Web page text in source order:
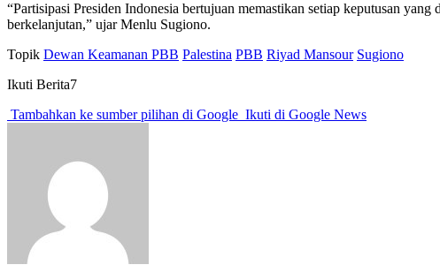
“Partisipasi Presiden Indonesia bertujuan memastikan setiap keputusan
berkelanjutan,” ujar Menlu Sugiono.
Topik Dewan Keamanan PBB Palestina PBB Riyad Mansour Sugiono
Ikuti Berita7
Tambahkan ke sumber pilihan di Google Ikuti di Google News